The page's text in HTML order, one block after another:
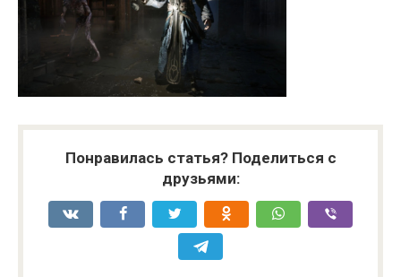
Понравилась статья? Поделиться с
друзьями: